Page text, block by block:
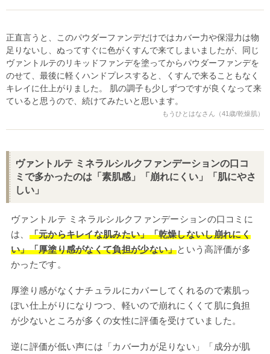
正直言うと、このパウダーファンデだけではカバー力や保湿力は物
足りないし、ぬってすぐに色がくすんで来てしまいましたが、同じ
ヴァントルテのリキッドファンデを塗ってからパウダーファンデを
のせて、最後に軽くハンドプレスすると、くすんで来ることもなく
キレイに仕上がりました。 肌の調子も少しずつですが良くなって来
ていると思うので、続けてみたいと思います。
もうひとはなさん（41歳/乾燥肌）
ヴァントルテ ミネラルシルクファンデーションの口コ
ミで多かったのは「素肌感」「崩れにくい」「肌にやさ
しい」
ヴァントルテ ミネラルシルクファンデーションの口コミに
は、 「元からキレイな肌みたい」「乾燥しないし崩れにく
い」「厚塗り感がなくて負担が少ない」という高評価が多
かったです。
厚塗り感がなくナチュラルにカバーしてくれるので素肌っ
ぽい仕上がりになりつつ、軽いので崩れにくくて肌に負担
が少ないところが多くの女性に評価を受けていました。
逆に評価が低い声には「カバー力が足りない」「成分が肌